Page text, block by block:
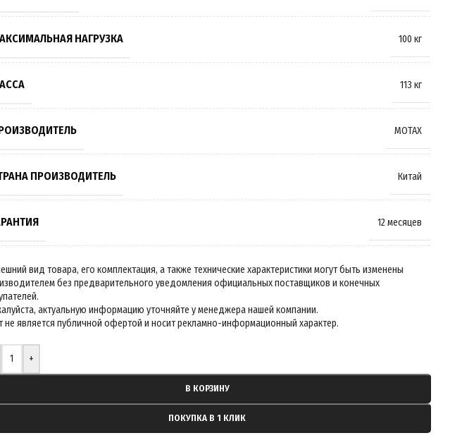
НАГРУЗКА 100 кг
113 кг
MOTAX
ПРОИЗВОДИТЕЛЬ Китай
12 месяцев
+
В КОРЗИНУ
ПОКУПКА В 1 КЛИК